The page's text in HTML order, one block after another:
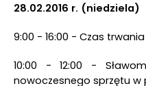
28.02.2016 r. (niedziela)
9:00 - 16:00 - Czas
10:00 - 12:00 -
nowoczesnego sprzętu w